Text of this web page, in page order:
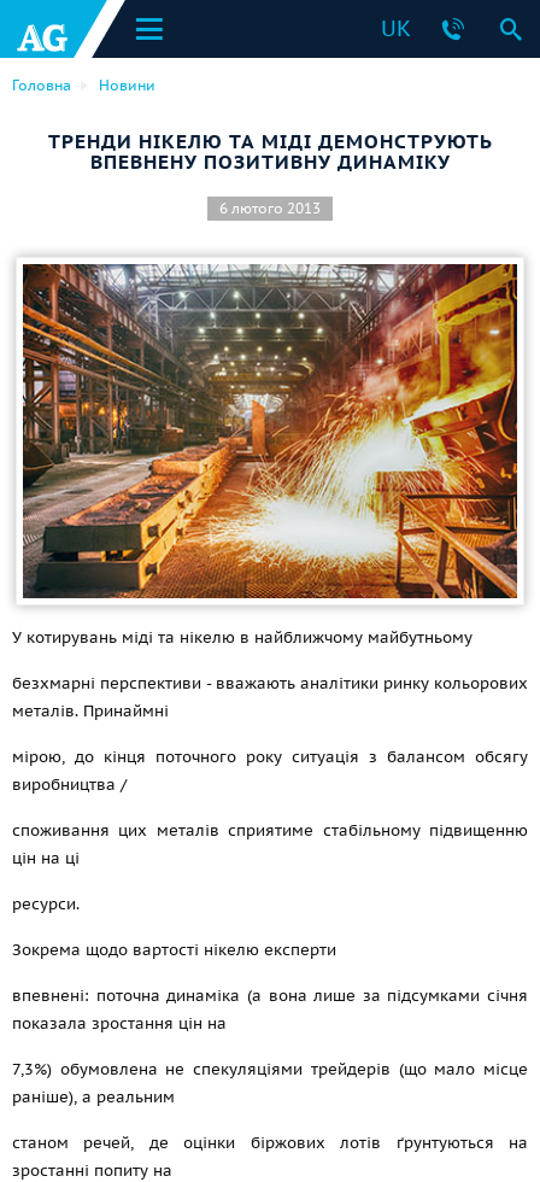
UK
Головна Новини
ТРЕНДИ НІКЕЛЮ ТА МІДІ ДЕМОНСТРУЮТЬ
ВПЕВНЕНУ ПОЗИТИВНУ ДИНАМІКУ
6 лютого 2013
У котирувань міді та нікелю в найближчому майбутньому
безхмарні перспективи - вважають аналітики ринку кольорових
металів. Принаймні
мірою, до кінця поточного року ситуація з балансом обсягу
виробництва /
споживання цих металів сприятиме стабільному підвищенню
цін на ці
ресурси.
Зокрема щодо вартості нікелю експерти
впевнені: поточна динаміка (а вона лише за підсумками січня
показала зростання цін на
7,3%) обумовлена не спекуляціями трейдерів (що мало місце
раніше), а реальним
станом речей, де оцінки біржових лотів ґрунтуються на
зростанні попиту на